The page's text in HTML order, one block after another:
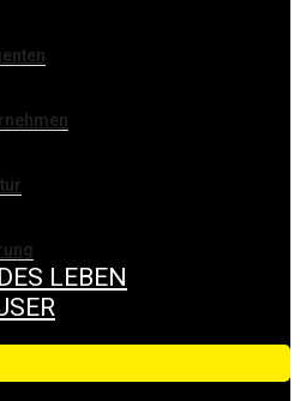
LEBEN